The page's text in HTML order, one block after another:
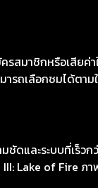
มาชิกหรือเสียค่า
ถเลือกชมได้ตาม
ดและระบบที่เร็ว
Lake of Fire